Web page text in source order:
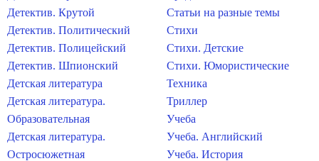
Детектив. Крутой
Детектив. Политический
Детектив. Полицейский
Детектив. Шпионский
Детская литература
Детская литература.
Образовательная
Детская литература.
Остросюжетная
Статьи на разные темы
Стихи
Стихи. Детские
Стихи. Юмористические
Техника
Триллер
Учеба
Учеба. Английский
Учеба. История